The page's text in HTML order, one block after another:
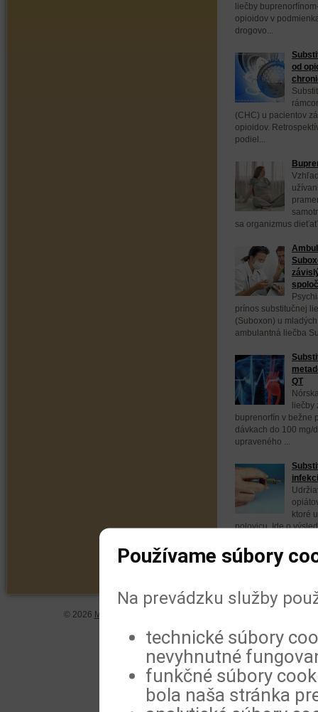
liečby
opioidov v
drogovo...
od
(CHC) u pacientov
opioidov.
podiel...
sa organizmus
prínos substitučnej
(Suboxon) u
ambulantná liečba
QT
liečby
buprenorfín v bežne
dávkach do 100 mg/
upraveného ...
ktoré
polovicu. Ide o
© 2026 MeDitorial
Používame súbory
Na prevádzku služby
technické súbory
nevyhnutné
funkčné súbory
bola naša stránka